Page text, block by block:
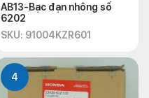
AB13-Bạc đạn nhông số
6202
SKU: 91004KZR601
4